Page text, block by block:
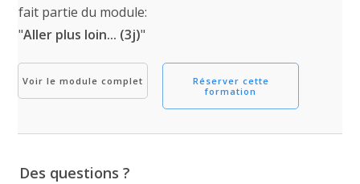
fait partie du module:
"Aller plus loin... (3j)"
Voir le module complet
Réserver cette
formation
Des questions ?